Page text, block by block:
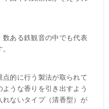
ある鉄観音の中でも代表
的に行う製法が取られて
うな香りを引き出すよう
ないタイプ（清香型）が